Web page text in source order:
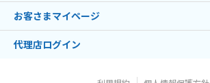
お客さまマイページ
代理店ログイン